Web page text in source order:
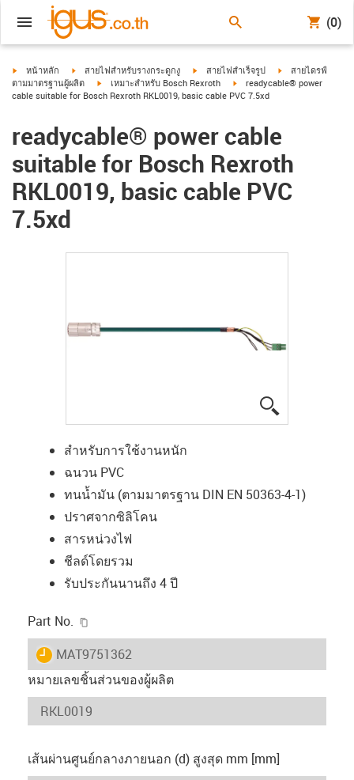
(0)
igus-icon-arrow-right
หน้าหลัก igus-icon-arrow-right
สายไฟสำหรับรางกระดูกงู igus-icon-arrow-right
สายไฟสำเร็จรูป igus-icon-arrow-
สายไดรฟ์
ตามมาตรฐานผู้ผลิต
igus-icon-arrow-right
เหมาะสำหรับ Bosch Rexroth igus-icon-arrow-right
readycable® power
cable suitable for Bosch Rexroth RKL0019, basic cable PVC 7.5xd
readycable® power cable
suitable for Bosch Rexroth
RKL0019, basic cable PVC
7.5xd
สำหรับการใช้งานหนัก
ฉนวน PVC
ทนน้ำมัน (ตามมาตรฐาน DIN EN 50363-4-1)
ปราศจากซิลิโคน
สารหน่วงไฟ
ชีลด์โดยรวม
รับประกันนานถึง 4 ปี
Part No.
igus-icon-lieferzeit
MAT9751362
หมายเลขชิ้นส่วนของผู้ผลิต
เส้นผ่านศูนย์กลางภายนอก (d) สูงสุด mm [mm]